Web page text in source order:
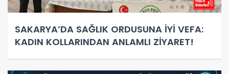
SAKARYA’DA SAĞLIK ORDUSUNA İYİ VEFA:
KADIN KOLLARINDAN ANLAMLI ZİYARET!